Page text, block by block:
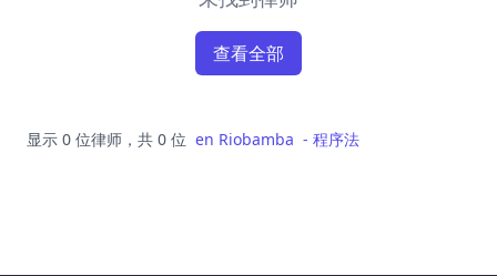
查看全部
显示 0 位律师，共 0 位 en Riobamba - 程序法